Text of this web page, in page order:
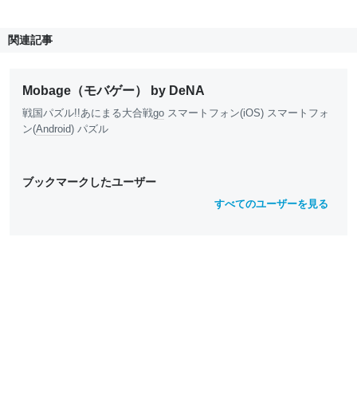
関連記事
Mobage（モバゲー） by DeNA
戦国パズル!!あにまる大合戦go スマートフォン(iOS) スマートフォ
ン(Android) パズル
ブックマークしたユーザー
すべてのユーザーを見る